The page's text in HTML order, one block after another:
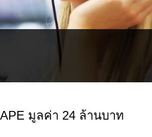
มูลค่า 24 ล้านบาท